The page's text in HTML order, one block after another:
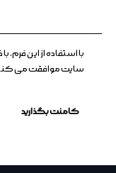
با استفاده از این
سایت موافقت می